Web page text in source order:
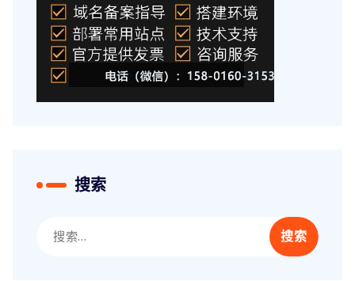
搜索
索：